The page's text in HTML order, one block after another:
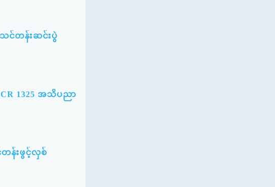
သင်တန်းဆင်းပွဲ
1325 အသိပညာ
တန်းဖွင့်လှစ်